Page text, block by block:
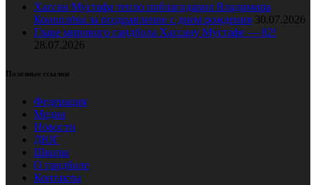
Хассан Мустафа тепло поблагодарил Владимира
Коноплёва за поздравление с днем рождения 30.07.2026
Главе мирового гандбола Хассану Мустафе — 82!
28.07.2026
Полезные ссылки
Федерация
Медиа
Новости
ДЮГ
Школы
О гандболе
Контакты